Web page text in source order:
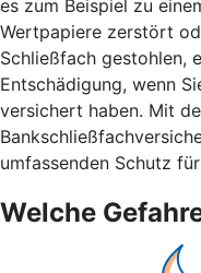
es zum Beispiel zu
Wertpapiere zerstört
Schließfach gestohlen,
Entschädigung, wenn
versichert haben. Mit
umfassenden Schutz
Welche